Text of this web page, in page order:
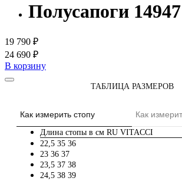
Полусапоги
19 790 ₽
24 690 ₽
В корзину
ТАБЛИЦА РАЗМЕРОВ
Как измерить стопу Как
Длина стопы в см RU VITACCI
22,5 35 36
23 36 37
23,5 37 38
24,5 38 39